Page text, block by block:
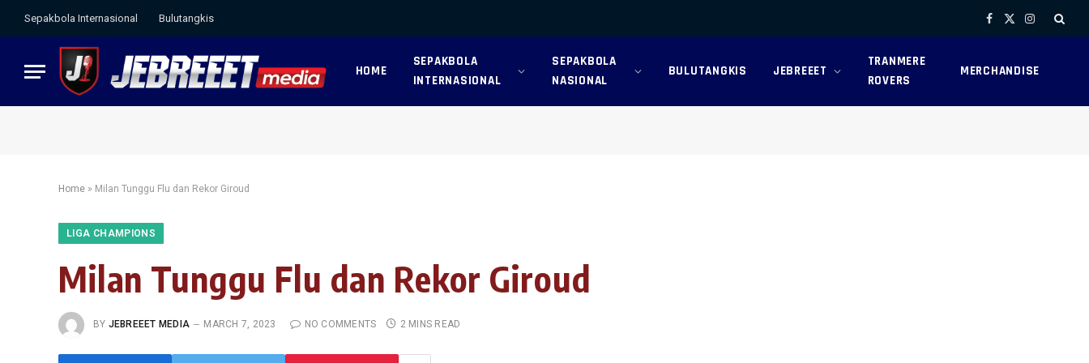
Sepakbola Internasional Bulutangkis Facebook
X
Instagram
HOME
SEPAKBOLA
INTERNASIONAL
SEPAKBOLA
NASIONAL
BULUTANGKIS JEBREEET
TRANMERE
ROVERS
MERCHANDISE
Home » Milan Tunggu Flu dan Rekor Giroud
LIGA CHAMPIONS
Milan Tunggu Flu dan Rekor Giroud
BY JEBREEET MEDIA MARCH 7, 2023 NO COMMENTS 2 MINS READ